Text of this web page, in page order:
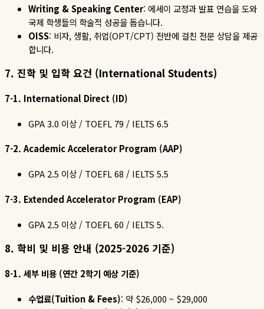
Writing & Speaking Center: 에세이 교정과 발표 연습을도와
국제 학생들의 학술적 성공을돕습니다.
OISS: 비자, 생활, 취업(OPT/CPT) 전반에 걸친 전문 상담을 제공
합니다.
7. 진학 및 입학 요건 (International Students)
7-1. International Direct (ID)
GPA 3.0 이상 / TOEFL 79 / IELTS 6.5
7-2. Academic Accelerator Program (AAP)
GPA 2.5 이상 / TOEFL 68 / IELTS 5.5
7-3. Extended Accelerator Program (EAP)
GPA 2.5 이상 / TOEFL 60 / IELTS 5.
8. 학비 및 비용 안내 (2025-2026 기준)
8-1. 세부 비용 (연간 2학기 예상 기준)
수업료(Tuition & Fees): 약 $26,000 ~ $29,000